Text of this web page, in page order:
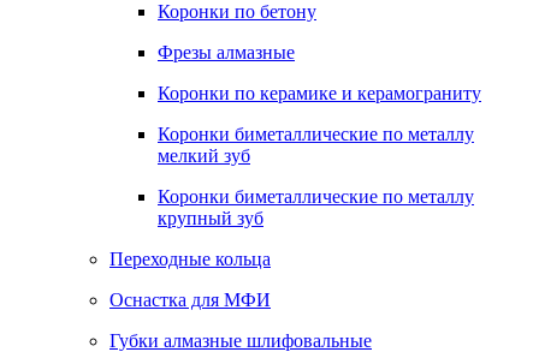
Коронки по бетону
Фрезы алмазные
Коронки по керамике и керамограниту
Коронки биметаллические по металлу
мелкий зуб
Коронки биметаллические по металлу
крупный зуб
Переходные кольца
Оснастка для МФИ
Губки алмазные шлифовальные